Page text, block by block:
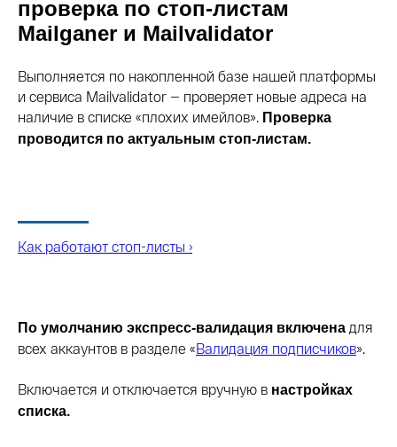
проверка по стоп-листам
Mailganer и Mailvalidator
Выполняется по накопленной базе нашей платформы
и сервиса Mailvalidator — проверяет новые адреса на
наличие в списке «плохих имейлов». Проверка
проводится по актуальным стоп-листам.
Как работают стоп-листы ›
По умолчанию экспресс-валидация включена для
всех аккаунтов в разделе «Валидация подписчиков».
Включается и отключается вручную в настройках
списка.